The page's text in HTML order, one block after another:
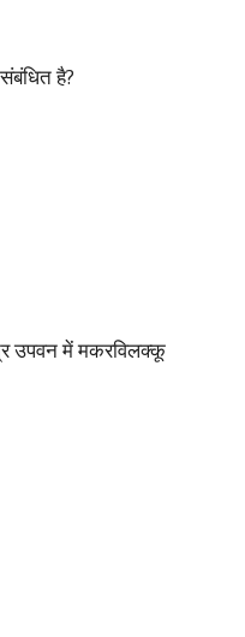
संबंधित है?
उपवन में मकरविलक्कू